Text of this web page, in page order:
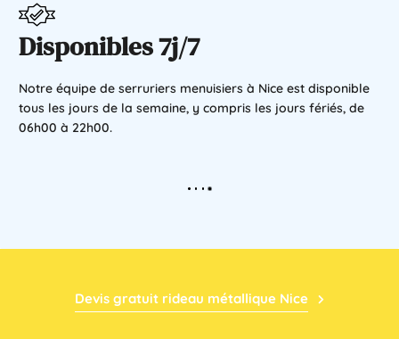
Disponibles 7j/7
Notre équipe de serruriers menuisiers à Nice est disponible
tous les jours de la semaine, y compris les jours fériés, de
06h00 à 22h00.
Devis gratuit rideau métallique Nice